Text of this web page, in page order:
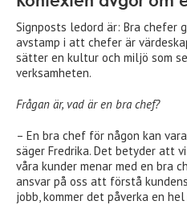
Signposts ledord är: Bra chefer
avstamp i att chefer är
sätter en kultur och miljö som
verksamheten.
Frågan är, vad är en bra chef?
– En bra chef för någon kan
säger Fredrika. Det betyder att
våra kunder menar med en bra
ansvar på oss att förstå
jobb, kommer det påverka en